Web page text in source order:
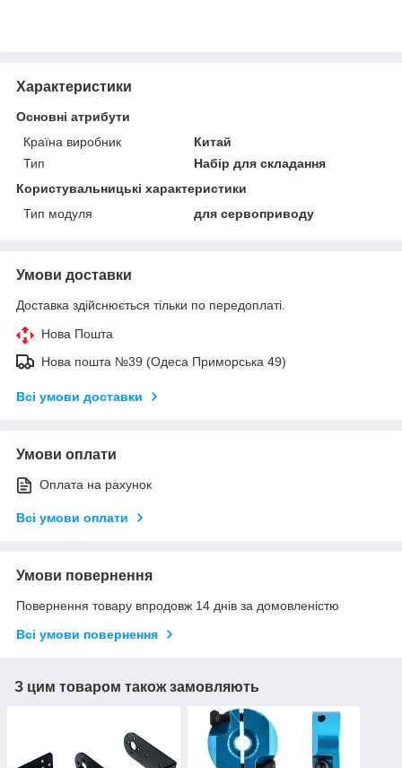
Характеристики
Основні атрибути
Країна виробник
Китай
Тип
Набір для складання
Користувальницькі характеристики
Тип модуля
для сервоприводу
Умови доставки
Доставка здійснюється тільки по передоплаті.
Нова Пошта
Нова пошта №39 (Одеса Приморська 49)
Всі умови доставки
Умови оплати
Оплата на рахунок
Всі умови оплати
Умови повернення
Повернення товару впродовж 14 днів за домовленістю
Всі умови повернення
З цим товаром також замовляють